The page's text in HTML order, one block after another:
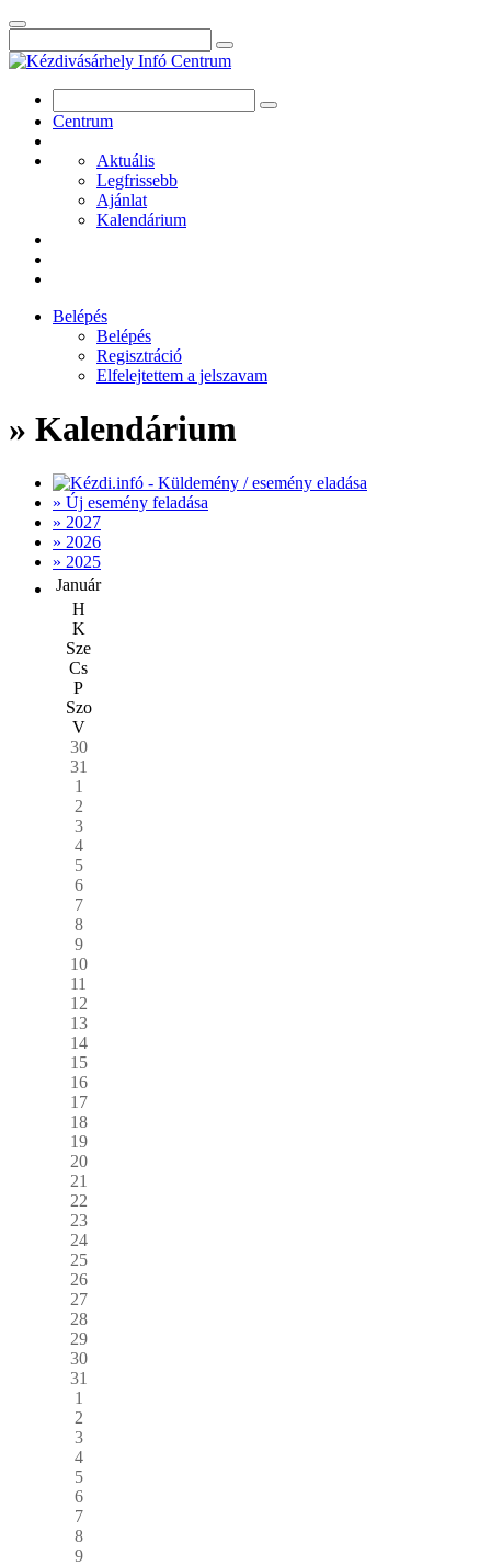
Centrum
Aktuális
Legfrissebb
Ajánlat
Kalendárium
Belépés
Belépés
Regisztráció
Elfelejtettem a jelszavam
» Kalendárium
» Új esemény feladása
» 2027
» 2026
» 2025
Január
H
K
Sze
Cs
P
Szo
V
30
31
1
2
3
4
5
6
7
8
9
10
11
12
13
14
15
16
17
18
19
20
21
22
23
24
25
26
27
28
29
30
31
1
2
3
4
5
6
7
8
9